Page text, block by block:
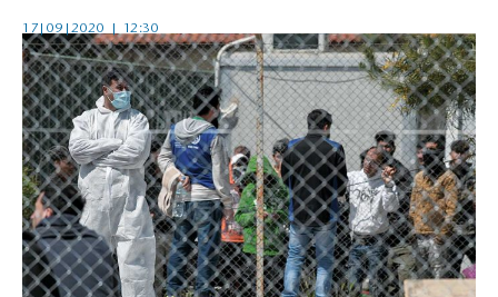
17|09|2020 | 12:30